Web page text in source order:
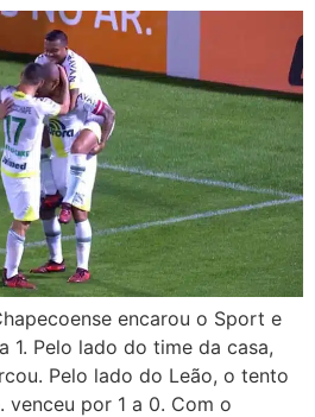
encarou o Sport e
1. Pelo lado do time da casa,
Pelo lado do Leão, o tento
por 1 a 0. Com o